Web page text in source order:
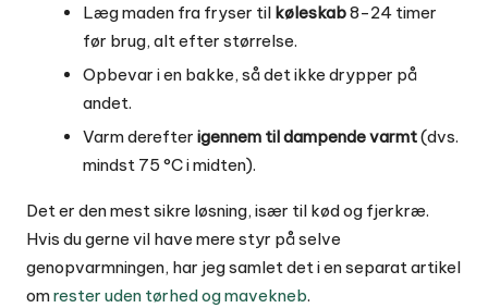
Læg maden fra fryser til køleskab8-24 timer
før brug, alt efter størrelse.
Opbevar i en bakke, så det ikke drypper på
andet.
Varm derefter igennem til dampende varmt(dvs.
mindst 75 °C i midten).
Det er den mest sikre løsning, især til kød og fjerkræ.
Hvis du gerne vil have mere styr på selve
genopvarmningen, har jeg samlet det i en separat artikel
omrester uden tørhed og mavekneb.